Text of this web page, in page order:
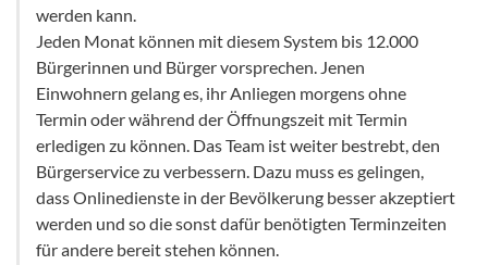
werden kann.
Jeden Monat können mit diesem System bis 12.000
Bürgerinnen und Bürger vorsprechen. Jenen
Einwohnern gelang es, ihr Anliegen morgens ohne
Termin oder während der Öffnungszeit mit Termin
erledigen zu können. Das Team ist weiter bestrebt, den
Bürgerservice zu verbessern. Dazu muss es gelingen,
dass Onlinedienste in der Bevölkerung besser akzeptiert
werden und so die sonst dafür benötigten Terminzeiten
für andere bereit stehen können.